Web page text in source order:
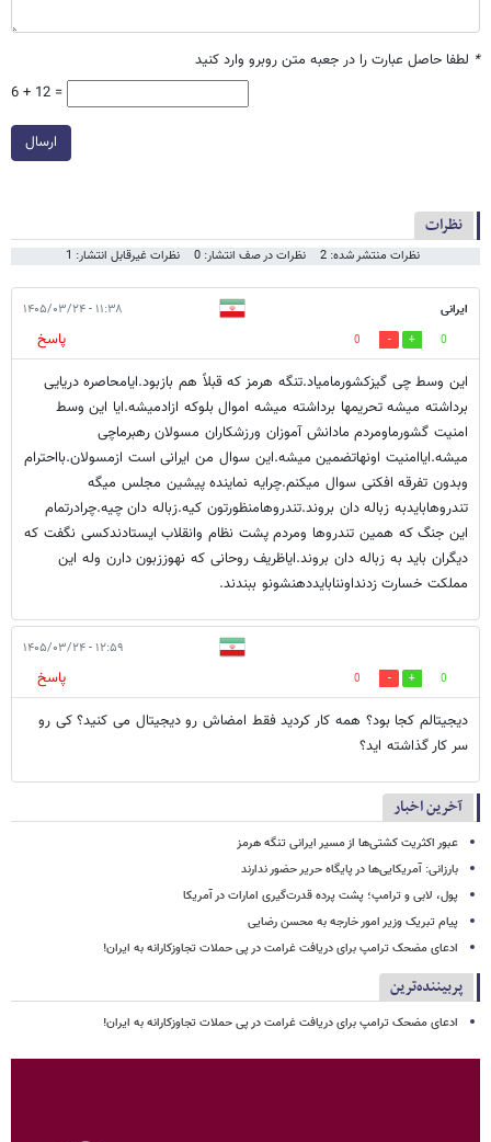
* لطفا حاصل عبارت را در جعبه متن روبرو وارد کنید
6 + 12 =
ارسال
نظرات
نظرات منتشر شده: 2 نظرات در صف انتشار: 0 نظرات غیرقابل انتشار: 1
ایرانی ۱۱:۳۸ - ۱۴۰۵/۰۳/۲۴
0
0
پاسخ
این وسط چی گیزکشورمامیاد.تنگه هرمز که قبلاً هم بازبود.ایامحاصره دریایی
برداشته میشه تحریمها برداشته میشه اموال بلوکه ازادمیشه.ایا این وسط
امنیت گشورماومردم مادانش آموزان ورزشکاران مسولان رهبرماچی
میشه.ایاامنیت اونهاتضمین میشه.این سوال من ایرانی است ازمسولان‌.بااحترام
وبدون تفرقه افکنی سوال میکنم.چرایه نماینده پیشین مجلس میگه
تندروهابایدبه زباله دان بروند.تندروهامنظورتون کیه.زباله دان چیه.چرادرتمام
این جنگ که همین تندروها ومردم پشت نظام وانقلاب ایستادندکسی نگفت که
دیگران باید به زباله دان بروند.ایاظریف روحانی که نهوززبون دارن وله این
مملکت خسارت زدنداوننابایددهنشونو ببندند.
۱۲:۵۹ - ۱۴۰۵/۰۳/۲۴
0
0
پاسخ
دیجیتالم کجا بود؟ همه کار کردید فقط امضاش رو دیجیتال می کنید؟ کی رو
سر کار گذاشته اید؟
آخرین اخبار
عبور اکثریت کشتی‌ها از مسیر ایرانی تنگه هرمز
بارزانی: آمریکایی‌ها در پایگاه حریر حضور ندارند
پول، لابی و ترامپ؛ پشت پرده قدرت‌گیری امارات در آمریکا
پیام تبریک وزیر امور خارجه به محسن رضایی
ادعای مضحک ترامپ برای دریافت غرامت در پی حملات تجاوزکارانه به ایران!
پربیننده‌ترین
ادعای مضحک ترامپ برای دریافت غرامت در پی حملات تجاوزکارانه به ایران!